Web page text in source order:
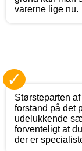
varerne lige nu.
✓
Størsteparten
forstand på det
udelukkende
forventeligt at
der er